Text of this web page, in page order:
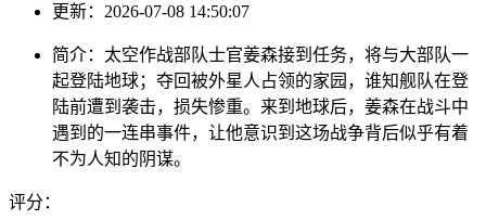
更新： 2026-07-08 14:50:07
简介： 太空作战部队士官姜森接到任务，将与大部队一
起登陆地球；夺回被外星人占领的家园，谁知舰队在登
陆前遭到袭击，损失惨重。来到地球后，姜森在战斗中
遇到的一连串事件，让他意识到这场战争背后似乎有着
不为人知的阴谋。
评分：